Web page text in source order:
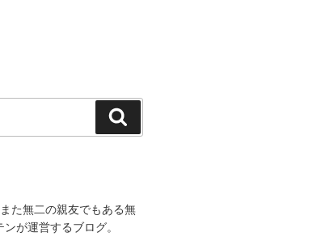
索
た無二の親友でもある無
が運営するブログ。